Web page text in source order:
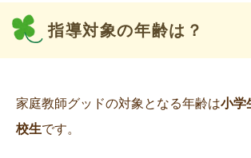
指導対象の年齢は？
家庭教師グッドの対象となる年齢は小学
校生です。